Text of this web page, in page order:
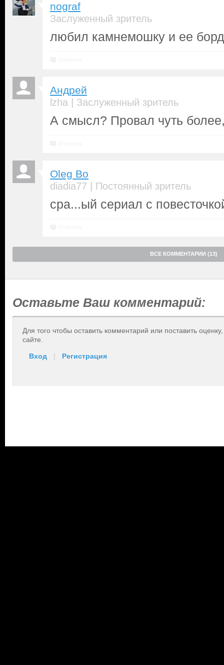
nograf
Заслуженный зритель
любил камнемошку и ее
Андрей
lzha | Заслуженный зритель
А смысл? Провал чуть
Oleg Bo
diadia77 | Постоянный зритель
сра...ый сериал с
ВСЕ КОММЕНТАРИИ (13)
Оставьте Ваш комментарий:
Для того чтобы оставить комментарий или поставить
сайте.
Вход | Регистрация